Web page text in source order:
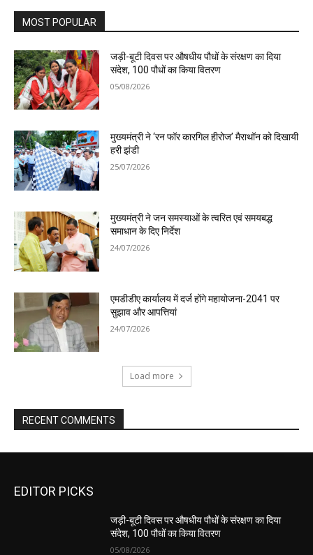
MOST POPULAR
जड़ी-बूटी दिवस पर औषधीय पौधों के संरक्षण का दिया
संदेश, 100 पौधों का किया वितरण
05/08/2026
मुख्यमंत्री ने ‘रन फॉर कारगिल हीरोज’ मैराथॉन को दिखायी
हरी झंडी
25/07/2026
मुख्यमंत्री ने जन समस्याओं के त्वरित एवं समयबद्ध
समाधान के दिए निर्देश
24/07/2026
एमडीडीए कार्यालय में दर्ज होंगे महायोजना-2041 पर
सुझाव और आपत्तियां
24/07/2026
Load more
RECENT COMMENTS
EDITOR PICKS
जड़ी-बूटी दिवस पर औषधीय पौधों के संरक्षण का दिया
संदेश, 100 पौधों का किया वितरण
05/08/2026